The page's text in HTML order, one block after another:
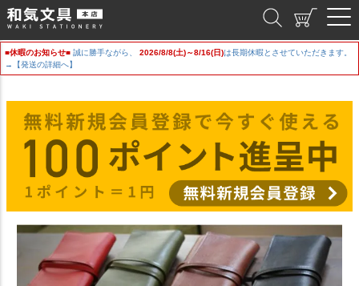
■休暇のお知らせ■ 誠に勝手ながら、 2026/8/8(土)～8/16(日)は長期休暇とさせていただきます。
→【発送の詳細へ】